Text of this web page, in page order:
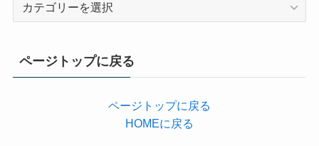
ページトップに戻る
ページトップに戻る
HOMEに戻る